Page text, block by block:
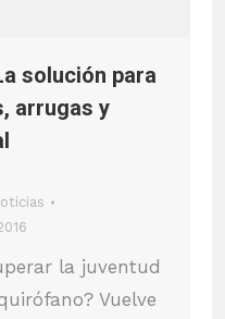
solución para
arrugas y
la juventud
Vuelve